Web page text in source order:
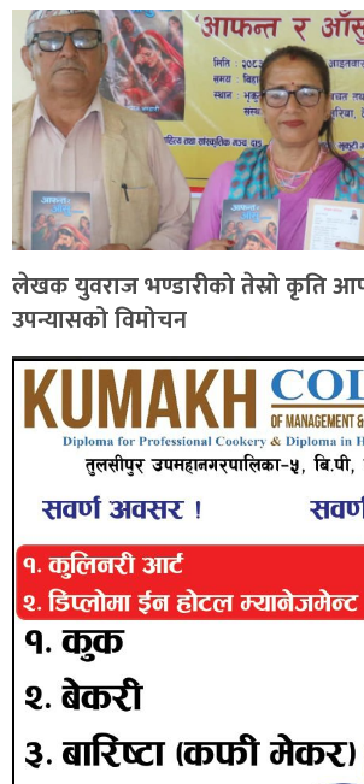
लेखक युवराज भण्डारीको तेस्रो कृति
उपन्यासको विमोचन